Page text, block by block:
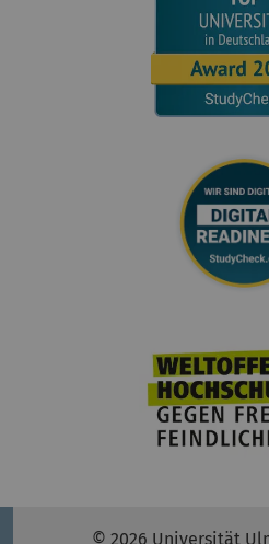
© 2026 Universität